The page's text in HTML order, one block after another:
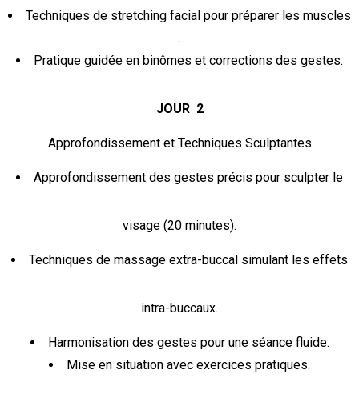
Techniques de stretching facial pour préparer les muscles
.
Pratique guidée en binômes et corrections des gestes.
JOUR 2
Approfondissement et Techniques Sculptantes
Approfondissement des gestes précis pour sculpter le
visage (20 minutes).
Techniques de massage extra-buccal simulant les effets
intra-buccaux.
Harmonisation des gestes pour une séance fluide.
Mise en situation avec exercices pratiques.